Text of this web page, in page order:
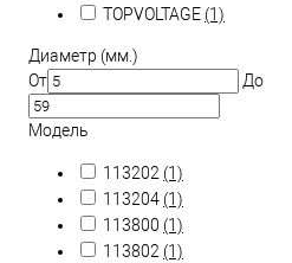
TOPVOLTAGE (1)
Диаметр (мм.)
От
До
Модель
113202 (1)
113204 (1)
113800 (1)
113802 (1)